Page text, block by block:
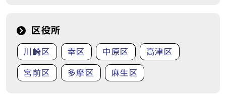
区役所
川崎区 幸区 中原区 高津区
宮前区 多摩区 麻生区